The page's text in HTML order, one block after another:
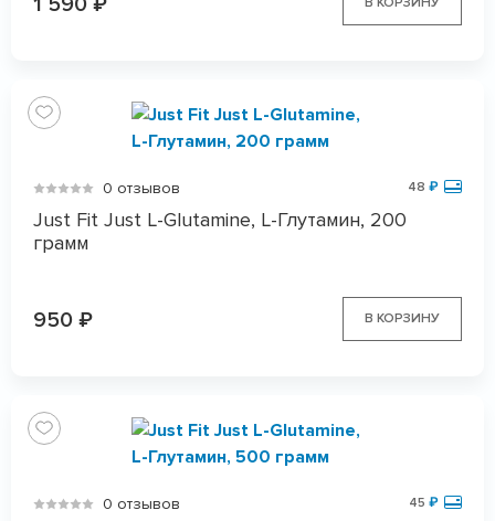
0 отзывов 48 ₽
Just Fit Just L-Glutamine, L-Глутамин, 200
грамм
950 ₽ В КОРЗИНУ
0 отзывов 45 ₽